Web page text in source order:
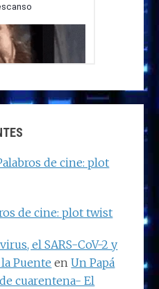
de cine: plot
de cine: plot twist
el SARS-CoV-2 y
Puente enUn Papá
cuarentena- El